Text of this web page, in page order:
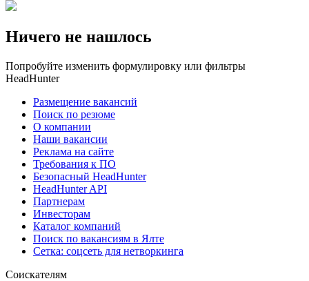
Ничего не нашлось
Попробуйте изменить формулировку или фильтры
HeadHunter
Размещение вакансий
Поиск по резюме
О компании
Наши вакансии
Реклама на сайте
Требования к ПО
Безопасный HeadHunter
HeadHunter API
Партнерам
Инвесторам
Каталог компаний
Поиск по вакансиям в Ялте
Сетка: соцсеть для нетворкинга
Соискателям